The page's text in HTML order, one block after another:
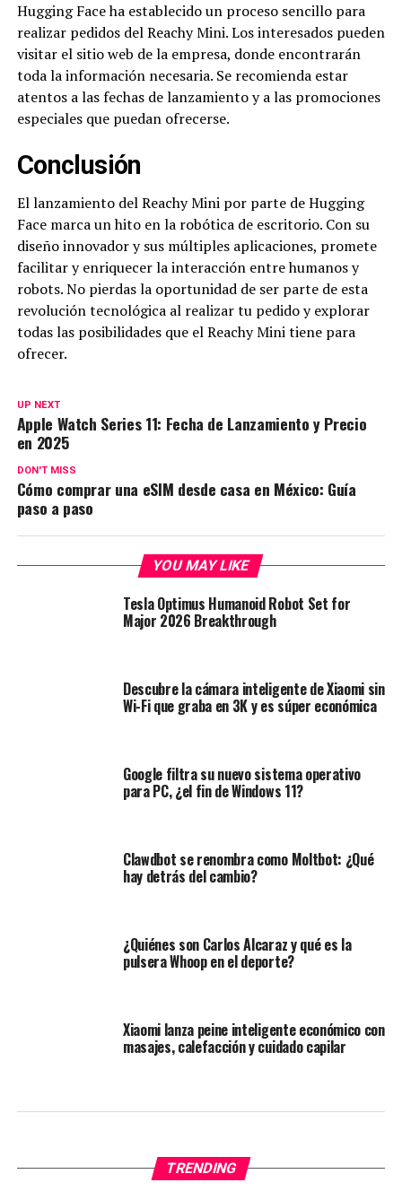
Hugging Face ha establecido un proceso sencillo para
realizar pedidos del Reachy Mini. Los interesados pueden
visitar el sitio web de la empresa, donde encontrarán
toda la información necesaria. Se recomienda estar
atentos a las fechas de lanzamiento y a las promociones
especiales que puedan ofrecerse.
Conclusión
El lanzamiento del Reachy Mini por parte de Hugging
Face marca un hito en la robótica de escritorio. Con su
diseño innovador y sus múltiples aplicaciones, promete
facilitar y enriquecer la interacción entre humanos y
robots. No pierdas la oportunidad de ser parte de esta
revolución tecnológica al realizar tu pedido y explorar
todas las posibilidades que el Reachy Mini tiene para
ofrecer.
UP NEXT
Apple Watch Series 11: Fecha de Lanzamiento y Precio
en 2025
DON'T MISS
Cómo comprar una eSIM desde casa en México: Guía
paso a paso
YOU MAY LIKE
Tesla Optimus Humanoid Robot Set for
Major 2026 Breakthrough
Descubre la cámara inteligente de Xiaomi sin
Wi-Fi que graba en 3K y es súper económica
Google filtra su nuevo sistema operativo
para PC, ¿el fin de Windows 11?
Clawdbot se renombra como Moltbot: ¿Qué
hay detrás del cambio?
¿Quiénes son Carlos Alcaraz y qué es la
pulsera Whoop en el deporte?
Xiaomi lanza peine inteligente económico con
masajes, calefacción y cuidado capilar
TRENDING